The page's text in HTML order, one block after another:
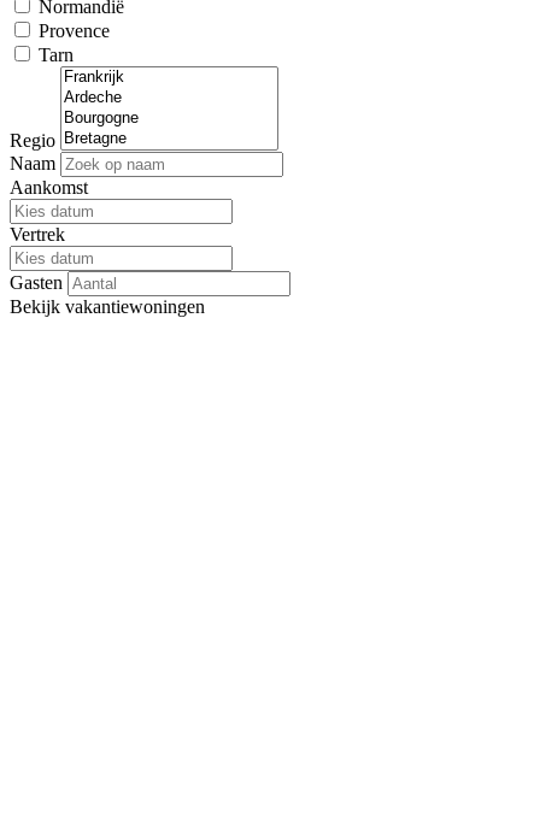
Normandië
Provence
Tarn
Regio
Naam
Aankomst
Vertrek
Gasten
Bekijk vakantiewoningen